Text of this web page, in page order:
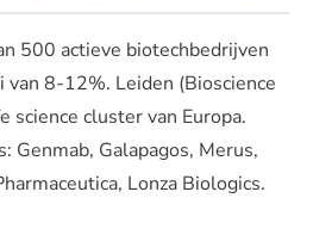
500 actieve biotechbedrijven
8-12%. Leiden (Bioscience
science cluster van Europa.
Genmab, Galapagos, Merus,
Lonza Biologics.